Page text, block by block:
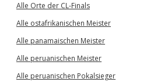
Alle Orte der CL-Finals
Alle ostafrikanischen Meister
Alle panamaischen Meister
Alle peruanischen Meister
Alle peruanischen Pokalsieger